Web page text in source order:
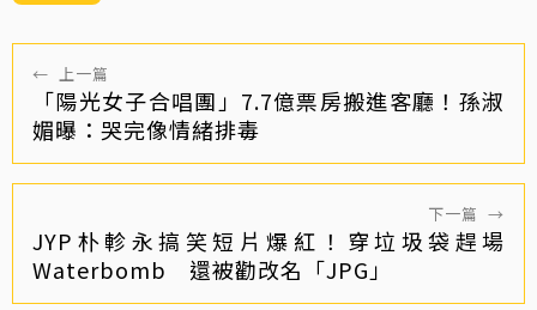
← 上一篇
「陽光女子合唱團」7.7億票房搬進客廳！孫淑
媚曝：哭完像情緒排毒
下一篇 →
JYP朴軫永搞笑短片爆紅！穿垃圾袋趕場
Waterbomb 還被勸改名「JPG」